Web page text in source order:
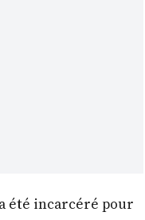
été incarcéré pour